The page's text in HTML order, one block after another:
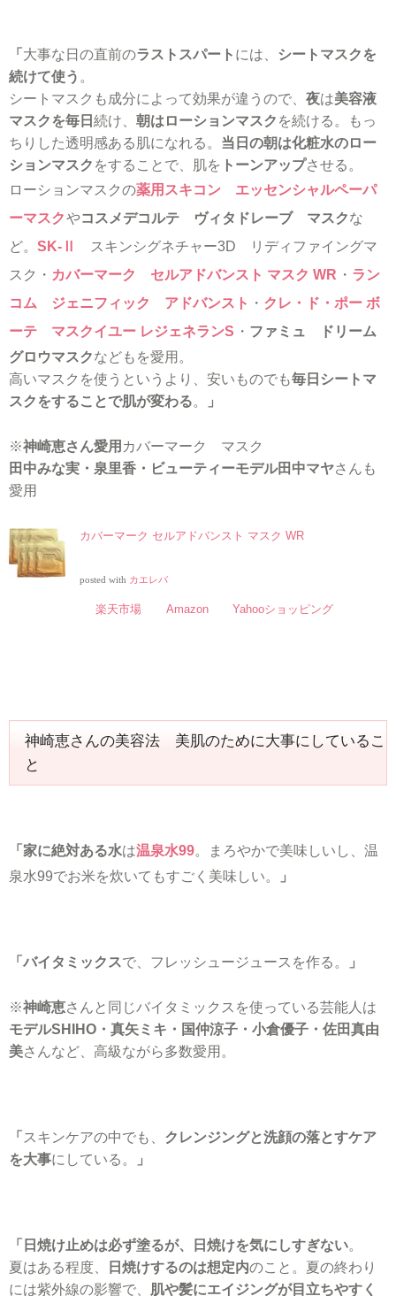
「 大事な日の直前のラストスパート には、
シートマスクを
続けて使う 。
シートマスクも成分によって効果が違うので、 夜は美容液
マスクを毎日 続け、 朝はローションマスク を続ける。もっ
ちりした透明感ある肌になれる。 当日の朝は化粧水のロー
ションマスク をすることで、肌を トーンアップさせる。
ローションマスクの薬用スキコン エッセンシャルペーパ
ーマスクやコスメデコルテ ヴィタドレーブ マスクな
ど。 SK-Ⅱ
スキンシグネチャー3D リディファイングマ
スク・ カバーマーク セルアドバンスト マスク WR ・ ラン
コム ジェニフィック アドバンスト ・ クレ・ド・ポー ボ
ーテ マスクイユー レジェネランS ・ ファミュ ドリーム
グロウマスクなどもを愛用。
高いマスクを使うというより、安いものでも毎日シートマ
スクをすることで肌が変わる。 」
※神崎恵さん愛用 カバーマーク マスク
田中みな実・泉里香・ビューティーモデル田中マヤさんも
愛用
カバーマーク セルアドバンスト マスク WR
posted with カエレバ
楽天市場 Amazon Yahooショッピング
神崎恵さんの美容法 美肌のために大事にしているこ
と
「家に絶対ある水は温泉水99。まろやかで美味しいし、温
泉水99でお米を炊いてもすごく美味しい。
」
「バイタミックスで、フレッシュージュースを作る。 」
※神崎恵さんと同じバイタミックスを使っている芸能人は
モデルSHIHO・真矢ミキ・国仲涼子・小倉優子・佐田真由
美さんなど、高級ながら多数愛用。
「 スキンケアの中でも、 クレンジングと洗顔の落とすケア
を大事にしている。 」
「日焼け止めは必ず塗るが、日焼けを気にしすぎない。
夏はある程度、
日焼けするのは想定内のこと。夏の終わり
には紫外線の影響で、 肌や髪にエイジングが目立ちやすく